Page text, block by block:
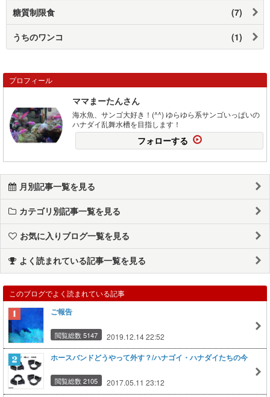
糖質制限食 (7)
うちのワンコ (1)
プロフィール
ママまーたんさん
海水魚、サンゴ大好き！(^^) ゆらゆら系サンゴいっぱいの
ハナダイ乱舞水槽を目指します！
フォローする
月別記事一覧を見る
カテゴリ別記事一覧を見る
お気に入りブログ一覧を見る
よく読まれている記事一覧を見る
このブログでよく読まれている記事
ご報告
閲覧総数 5147 2019.12.14 22:52
ホースバンドどうやって外す？/ハナゴイ・ハナダイたちの今
閲覧総数 2105 2017.05.11 23:12